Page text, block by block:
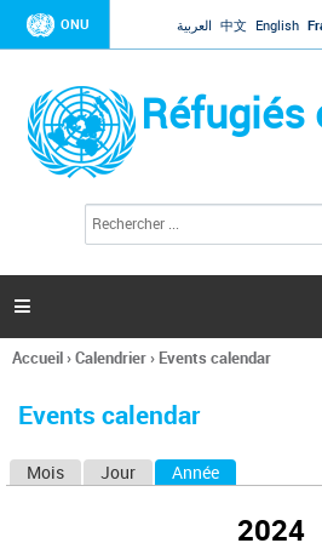
Jump to
ONU العربية 中文 English
l
c
h
e

Vous
ici
Accueil›Calendrier› Events calendar
Events calendar
Mois Jour Année
2024